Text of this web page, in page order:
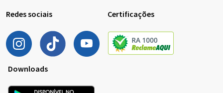
Redes sociais Certificações
Downloads